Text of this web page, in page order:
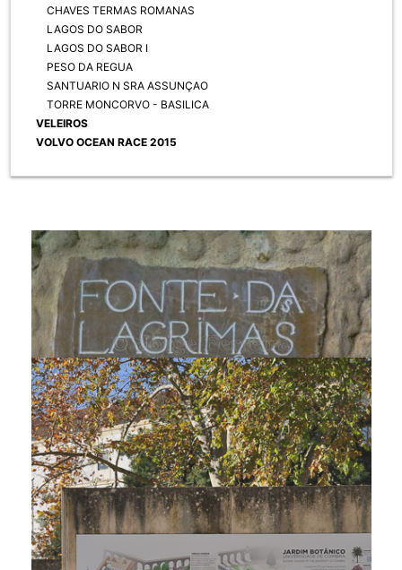
CHAVES TERMAS ROMANAS
LAGOS DO SABOR
LAGOS DO SABOR I
PESO DA REGUA
SANTUARIO N SRA ASSUNÇAO
TORRE MONCORVO - BASILICA
VELEIROS
VOLVO OCEAN RACE 2015